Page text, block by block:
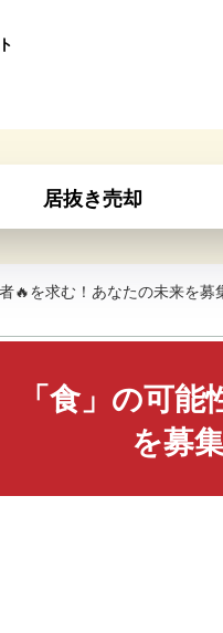
居抜き売却
🔥を求む！あなたの未来を
「食」の可
を募